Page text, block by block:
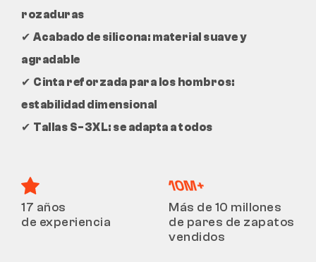
rozaduras
✔ Acabado de silicona: material suave y
agradable
✔ Cinta reforzada para los hombros:
estabilidad dimensional
✔ Tallas S-3XL: se adapta a todos
17 años
de experiencia
Más de 10 millones
de pares de zapatos
vendidos